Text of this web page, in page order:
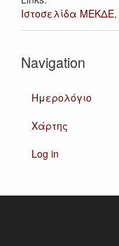
Ιστοσελίδα ΜΕΚΔΕ,
Navigation
Ημερολόγιο
Χάρτης
Log in